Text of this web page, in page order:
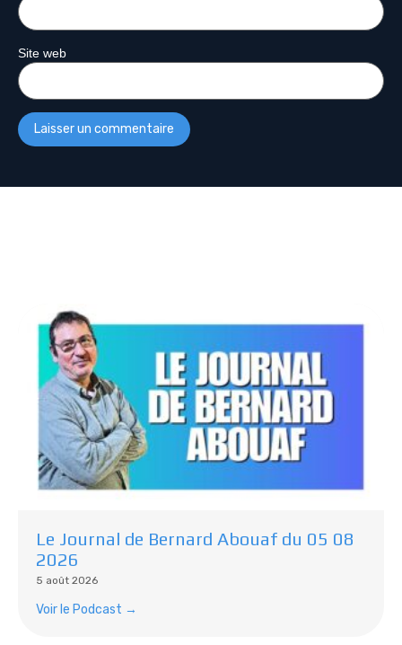
Site web
Le Journal de Bernard Abouaf du 05 08
2026
5 août 2026
Voir le Podcast →